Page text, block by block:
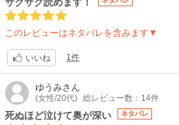
このレビューはネタバレを含みます▼
いいね 1件
ゆうみさん
(女性/20代) 総レビュー数：14件
死ぬほど泣けて奥が深い ネタバレ